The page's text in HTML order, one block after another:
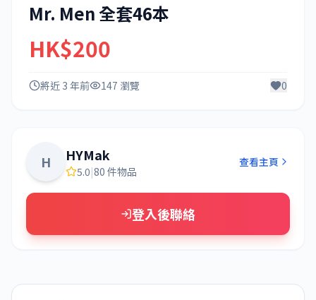
Mr. Men 全套46本
HK$200
將近 3 年前 147 瀏覽 0
H HYMak
5.0|80 件物品
查看主頁
登入後聯絡